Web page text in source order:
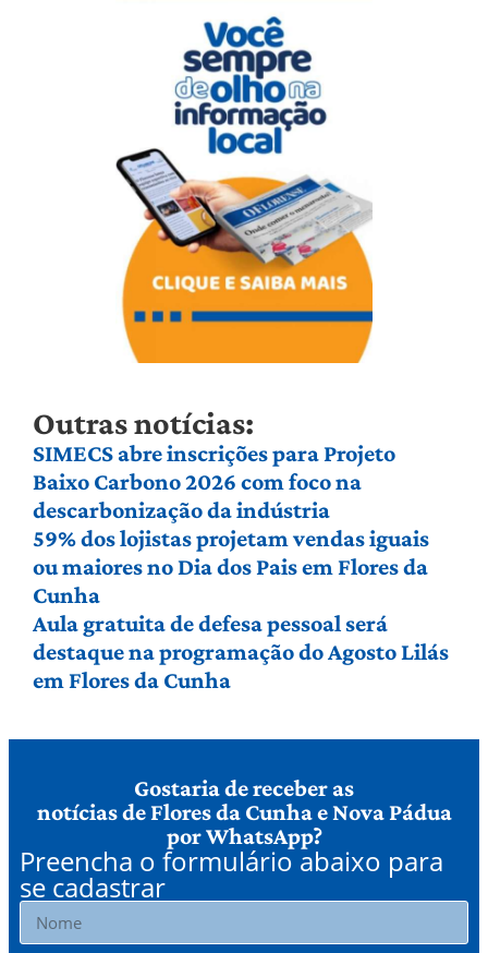
Outras notícias:
SIMECS abre inscrições para Projeto
Baixo Carbono 2026 com foco na
descarbonização da indústria
59% dos lojistas projetam vendas iguais
ou maiores no Dia dos Pais em Flores da
Cunha
Aula gratuita de defesa pessoal será
destaque na programação do Agosto Lilás
em Flores da Cunha
Gostaria de receber as
notícias de Flores da Cunha e Nova Pádua
por WhatsApp?
Preencha o formulário abaixo para
se cadastrar